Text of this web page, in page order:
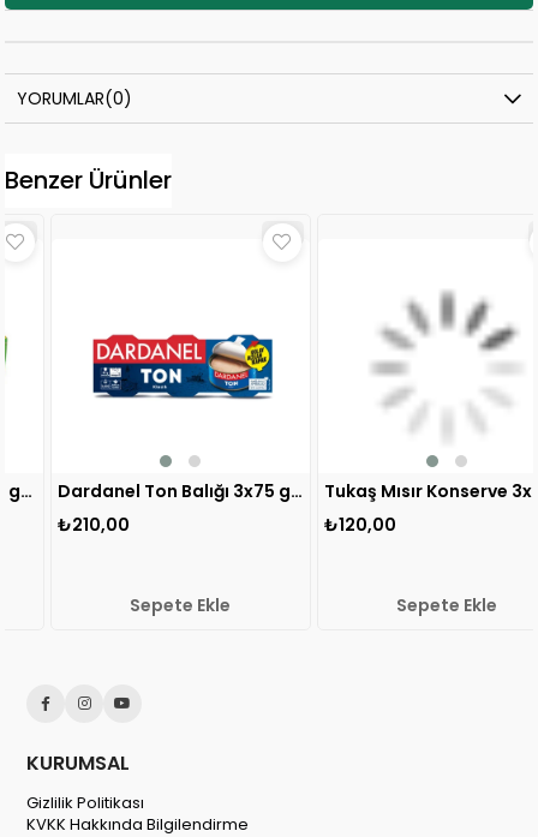
YORUMLAR(0)
Benzer Ürünler
Dardanel Ton Balığı 3x75 gr 1 ADET
₺210,00
Sepete Ekle
Tukaş Mısır Konserve 3x220 gr 1 ADET
₺120,00
Sepete Ekle
KURUMSAL
Gizlilik Politikası
KVKK Hakkında Bilgilendirme